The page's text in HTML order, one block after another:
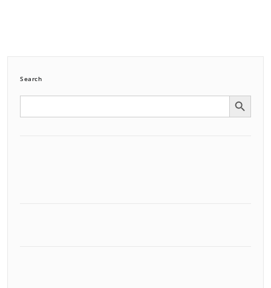
Search
Search Search Button